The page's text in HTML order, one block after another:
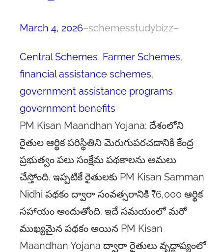
March 4, 2026–schemesstudybizz–
Central Schemes, Farmer Schemes
financial assistance schemes
government assistance programs
government benefits
PM Kisan Maandhan Yojana: దేశంలోని
రైతుల ఆర్థిక పరిస్థితిని మెరుగుపరచడానికి కేంద్ర
ప్రభుత్వం పలు సంక్షేమ పథకాలను అమలు
చేస్తోంది. ఇప్పటికే రైతులకు PM Kisan Samman
Nidhi పథకం ద్వారా సంవత్సరానికి ₹6,000 ఆర్థిక
సహాయం అందుతోంది. ఇదే సమయంలో మరో
ముఖ్యమైన పథకం అయిన PM Kisan
Maandhan Yojana ద్వారా రైతులు వృద్ధాప్యంలో